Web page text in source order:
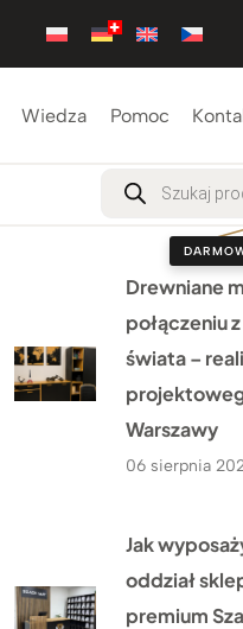
Wiedza Pomoc
Wyszukiwarka
produktów
Drewniane
połączeniu
świata –
Warszawy
06 sierpnia
Jak
oddział
premium